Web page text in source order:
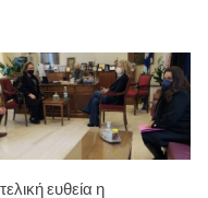
ευθεία η